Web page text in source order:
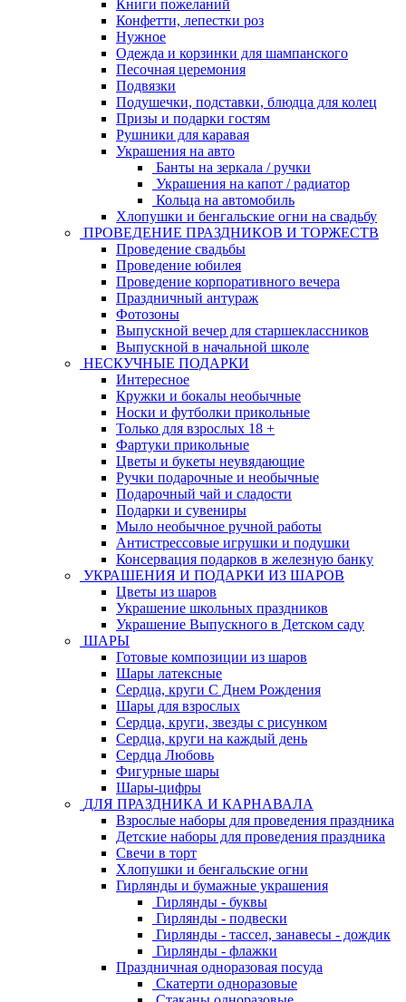
Книги пожеланий
Конфетти, лепестки роз
Нужное
Одежда и корзинки для шампанского
Песочная церемония
Подвязки
Подушечки, подставки, блюдца для колец
Призы и подарки гостям
Рушники для каравая
Украшения на авто
Банты на зеркала / ручки
Украшения на капот / радиатор
Кольца на автомобиль
Хлопушки и бенгальские огни на свадьбу
ПРОВЕДЕНИЕ ПРАЗДНИКОВ И ТОРЖЕСТВ
Проведение свадьбы
Проведение юбилея
Проведение корпоративного вечера
Праздничный антураж
Фотозоны
Выпускной вечер для старшеклассников
Выпускной в начальной школе
НЕСКУЧНЫЕ ПОДАРКИ
Интересное
Кружки и бокалы необычные
Носки и футболки прикольные
Только для взрослых 18 +
Фартуки прикольные
Цветы и букеты неувядающие
Ручки подарочные и необычные
Подарочный чай и сладости
Подарки и сувениры
Мыло необычное ручной работы
Антистрессовые игрушки и подушки
Консервация подарков в железную банку
УКРАШЕНИЯ И ПОДАРКИ ИЗ ШАРОВ
Цветы из шаров
Украшение школьных праздников
Украшение Выпускного в Детском саду
ШАРЫ
Готовые композиции из шаров
Шары латексные
Сердца, круги С Днем Рождения
Шары для взрослых
Сердца, круги, звезды с рисунком
Сердца, круги на каждый день
Сердца Любовь
Фигурные шары
Шары-цифры
ДЛЯ ПРАЗДНИКА И КАРНАВАЛА
Взрослые наборы для проведения праздника
Детские наборы для проведения праздника
Свечи в торт
Хлопушки и бенгальские огни
Гирлянды и бумажные украшения
Гирлянды - буквы
Гирлянды - подвески
Гирлянды - тассел, занавесы - дождик
Гирлянды - флажки
Праздничная одноразовая посуда
Скатерти одноразовые